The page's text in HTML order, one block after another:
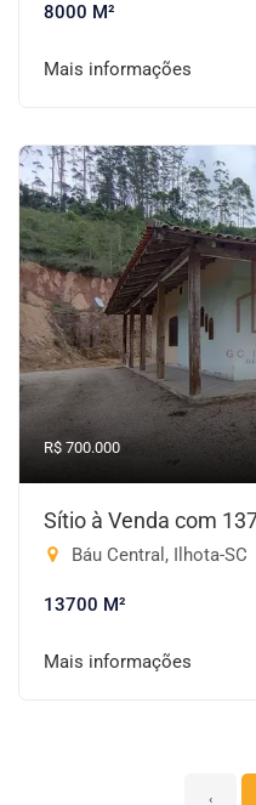
8000 M²
Mais informações
R$ 700.000
Sítio à Venda com
Báu Central, Ilhota-SC
13700 M²
Mais informações
‹